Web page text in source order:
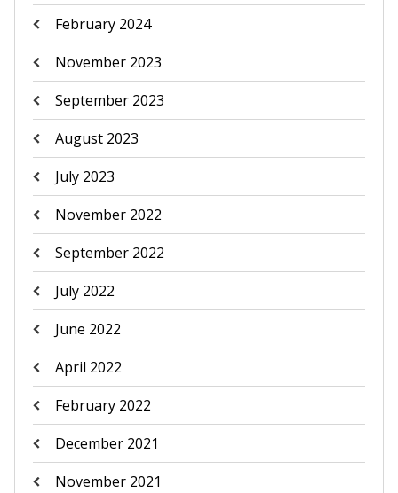
February 2024
November 2023
September 2023
August 2023
July 2023
November 2022
September 2022
July 2022
June 2022
April 2022
February 2022
December 2021
November 2021